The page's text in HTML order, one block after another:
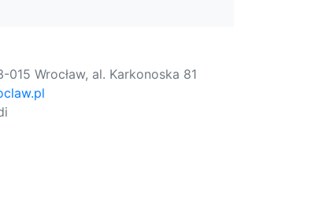
Wrocław, al. Karkonoska 81